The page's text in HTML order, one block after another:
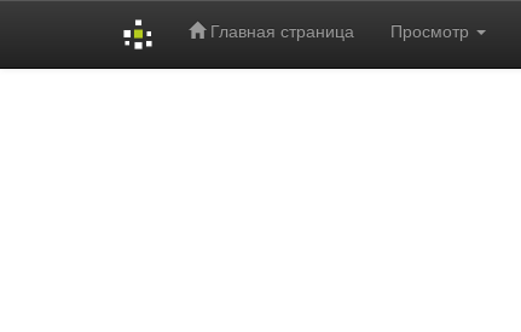
Главная страница Просмотр